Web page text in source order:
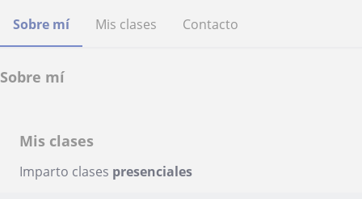
Sobre mí Mis clases Contacto
Sobre mí
Mis clases
Imparto clases presenciales